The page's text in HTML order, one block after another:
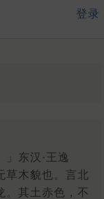
登录
」东汉·王逸
草木貌也。言北
。其土赤色，不